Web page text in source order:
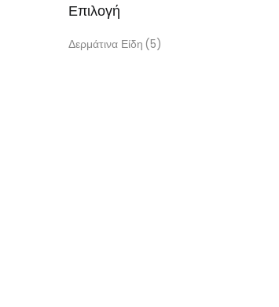
Επιλογή
Δερμάτινα Είδη (5)